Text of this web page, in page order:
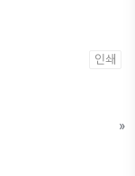
인쇄
»